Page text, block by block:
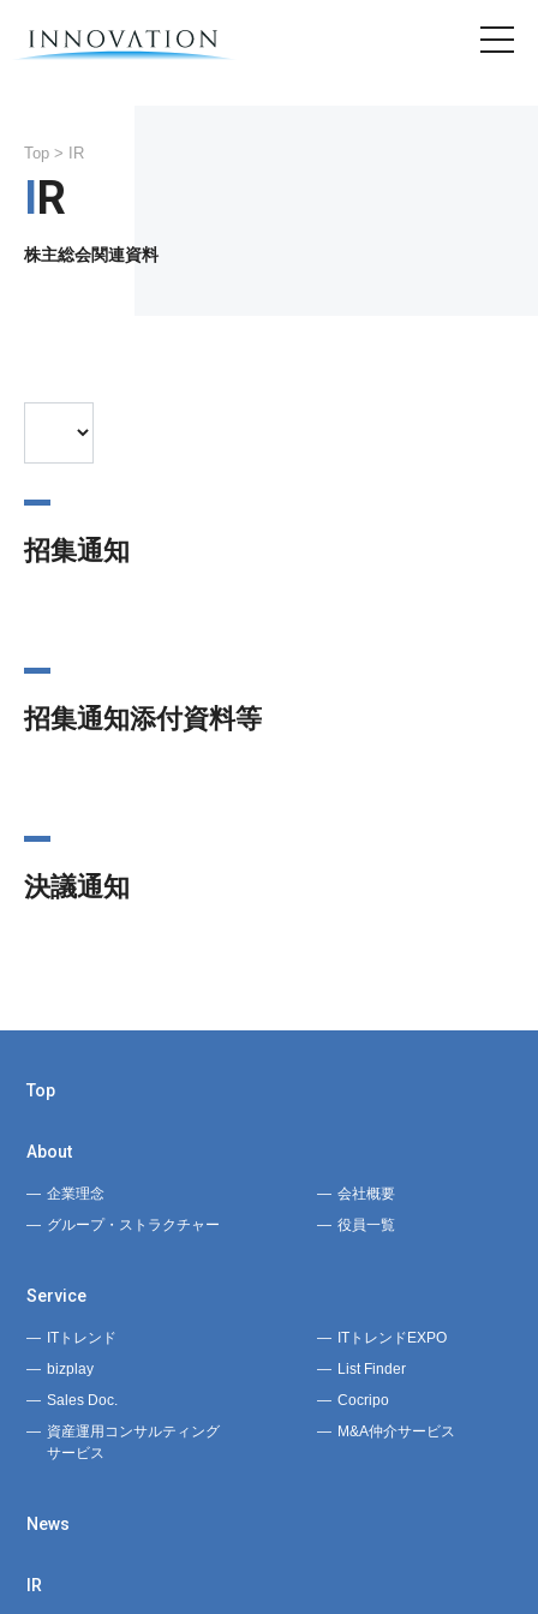
Top > IR
IR
株主総会関連資料
招集通知
招集通知添付資料等
決議通知
Top
About
企業理念
会社概要
グループ・ストラクチャー
役員一覧
Service
ITトレンド
ITトレンドEXPO
bizplay
List Finder
Sales Doc.
Cocripo
資産運用コンサルティング
サービス
M&A仲介サービス
News
IR